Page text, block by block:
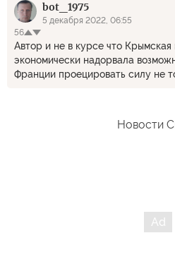
bot_1975
5 декабря 2022, 06:55
56
Автор и не в курсе что Крымская
экономически надорвала
Франции проецировать силу не
все утраченные позиции. Так что
Новости